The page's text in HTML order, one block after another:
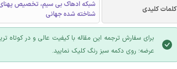
کلمات کلیدی
شبکه ادهاک بی سیم، تخصیص پهنای
شناخته شده جهانی
برای سفارش ترجمه این مقاله با کیفیت عالی و در
عرضه؛ روی دکمه سبز رنگ کلیک نمایید.